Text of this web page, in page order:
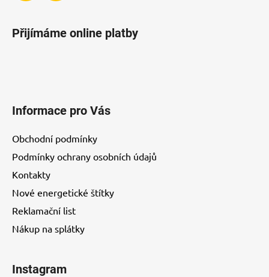
s
Přijímáme online platby
Informace pro Vás
Obchodní podmínky
Podmínky ochrany osobních údajů
Kontakty
Nové energetické štítky
Reklamační list
Nákup na splátky
Instagram